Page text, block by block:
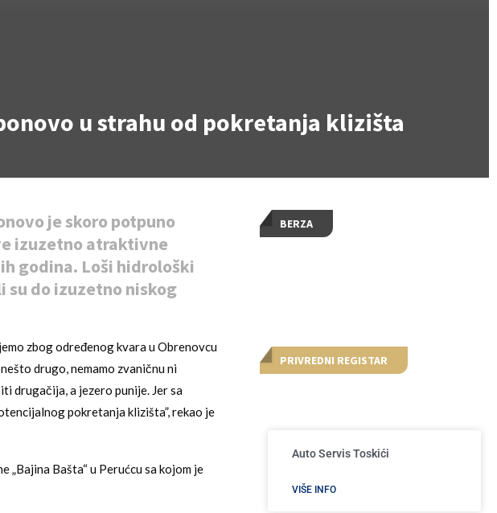
u strahu od pokretanja klizišta
je skoro potpuno
izuzetno atraktivne
godina. Loši hidrološki
su do izuzetno niskog
zbog određenog kvara u Obrenovcu
drugo, nemamo zvaničnu ni
drugačija, a jezero punije. Jer sa
pokretanja klizišta”, rekao je
Bašta“ u Perućcu sa kojom je
BERZA
PRIVREDNI REGISTAR
Auto Servis Toskići
VIŠE INFO